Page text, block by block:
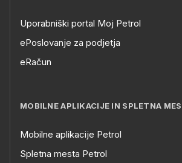
Uporabniški portal Moj Petrol
ePoslovanje za podjetja
eRačun
MOBILNE APLIKACIJE IN SPLETNA
Mobilne aplikacije Petrol
Spletna mesta Petrol